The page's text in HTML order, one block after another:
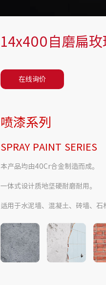
14x400自磨扁玫
在线询价
喷漆系列
SPRAY PAINT SERIES
本产品均由40Cr合金制造而成。
一体式设计质地坚硬耐磨耐用。
适用于水泥墙、混凝土、砖墙、石